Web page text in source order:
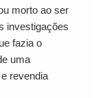
morto ao ser
investigações
fazia o
uma
revendia